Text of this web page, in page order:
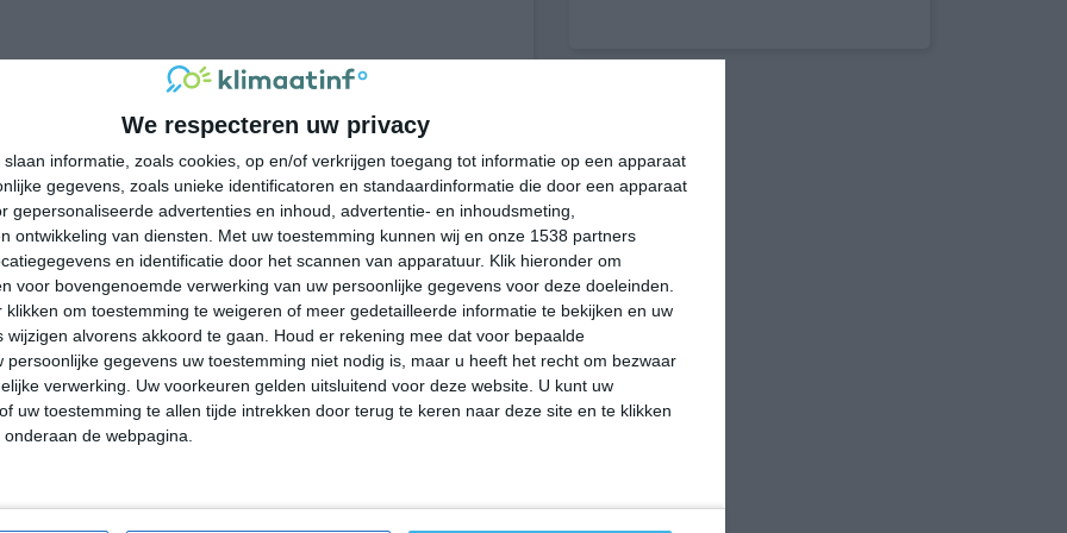
We respecteren uw privacy
slaan informatie, zoals cookies, op en/of verkrijgen toegang tot informatie op een apparaat
gegevens, zoals unieke identificatoren en standaardinformatie die door een apparaat
gepersonaliseerde advertenties en inhoud, advertentie- en inhoudsmeting,
ontwikkeling van diensten.
Met uw toestemming kunnen wij en onze 1538 partners
en identificatie door het scannen van apparatuur. Klik hieronder om
voor bovengenoemde verwerking van uw persoonlijke gegevens voor deze doeleinden.
klikken om toestemming te weigeren of meer gedetailleerde informatie te bekijken en uw
alvorens akkoord te gaan.
Houd er rekening mee dat voor bepaalde
persoonlijke gegevens uw toestemming niet nodig is, maar u heeft het recht om bezwaar
verwerking. Uw voorkeuren gelden uitsluitend voor deze website. U kunt uw
uw toestemming te allen tijde intrekken door terug te keren naar deze site en te klikken
de webpagina.
in Abruzzen rond de 11 graden Celsius. De
op 2 graden. Het aantal uren dat de zon zichtbaar is ligt in
Binnen de hele maand valt er gedurende ongeveer 12 dagen
dan zorgt dat voor niet zoveel neerslag deze maand.
in Abruzzen rond de 14 graden Celsius. De
op 4 graden. Het aantal uren dat de zon zichtbaar is ligt in
Binnen de hele maand valt er gedurende ongeveer 13 dagen
dan zorgt dat voor een redelijke hoeveelheid neerslag
in Abruzzen rond de 17 graden Celsius. De gemiddelde
Het aantal uren dat de zon zichtbaar is ligt in april op deze